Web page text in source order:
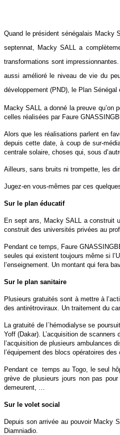
Quand le président sénégalais Macky
septennat, Macky SALL a
transformations sont
aussi amélioré le niveau de vie du
développement (PND), le Plan
Macky SALL a donné la preuve
celles réalisées par Faure
Alors que les réalisations parlent en
depuis cette date, à coup de sur-
centrale solaire, choses qui, sous
Ailleurs, sans bruits ni trompette, les
Jugez-en vous-mêmes par ces
Sur le plan éducatif
En sept ans, Macky SALL a construit
construit des universités privées au
Pendant ce temps, Faure
seules qui existent toujours même si
l’enseignement. Un montant qui fera
Sur le plan sanitaire
Plusieurs gratuités sont à mettre à
des antirétroviraux. Un traitement du
La gratuité de l´hémodialyse se
Yoff (Dakar). L’acquisition de
l’acquisition de plusieurs ambulances
l’équipement des blocs opératoires
Pendant ce temps au Togo, le seul
grève de plusieurs jours non pas
demeurent, …
Sur le volet social
Depuis son arrivée au pouvoir Macky
Diamniadio.